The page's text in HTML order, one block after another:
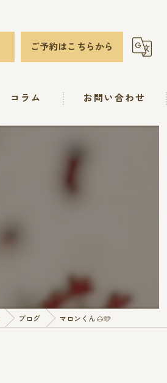
ご予約はこちらから
コラム お問い合わせ
ブログ マロンくん🌰🩵